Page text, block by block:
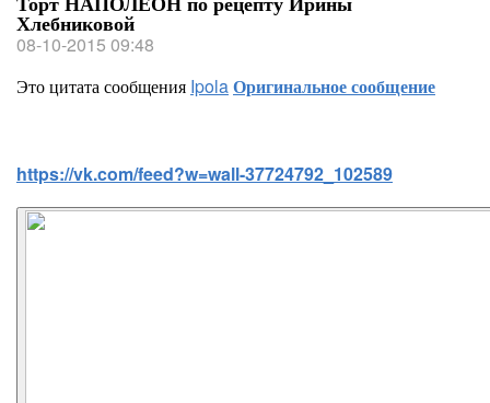
Хлебниковой
08-10-2015 09:48
Это цитата сообщения IpolaОригинальное сообщение
https://vk.com/feed?w=wall-37724792_102589